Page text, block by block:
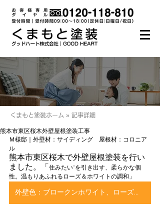
くまもと塗装ホーム » 記事詳細
熊本市東区桜木外壁屋根塗装工事
Ｍ様邸｜外壁材：サイディング　屋根材：コロニア
ル
熊本市東区桜木で外壁屋根塗装を行い
ました。「 住みたい"を引き出す、柔らかな個
性。温もりあふれるローズ＆ホワイトの調和」
外壁色：ブロークンホワイト、ローズベージュ